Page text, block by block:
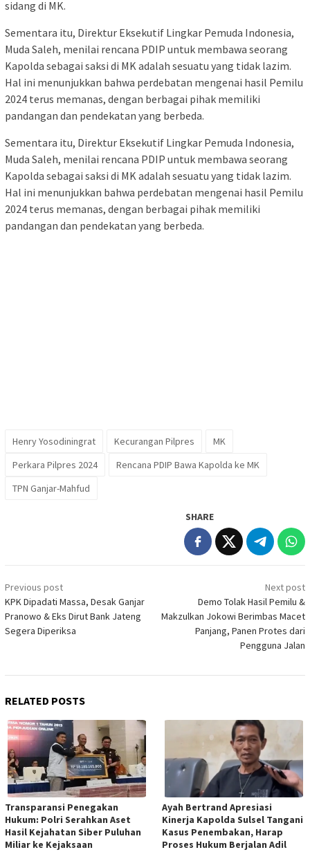
sidang di MK.
Sementara itu, Direktur Eksekutif Lingkar Pemuda Indonesia,
Muda Saleh, menilai rencana PDIP untuk membawa seorang
Kapolda sebagai saksi di MK adalah sesuatu yang tidak lazim.
Hal ini menunjukkan bahwa perdebatan mengenai hasil Pemilu
2024 terus memanas, dengan berbagai pihak memiliki
pandangan dan pendekatan yang berbeda.
Sementara itu, Direktur Eksekutif Lingkar Pemuda Indonesia,
Muda Saleh, menilai rencana PDIP untuk membawa seorang
Kapolda sebagai saksi di MK adalah sesuatu yang tidak lazim.
Hal ini menunjukkan bahwa perdebatan mengenai hasil Pemilu
2024 terus memanas, dengan berbagai pihak memiliki
pandangan dan pendekatan yang berbeda.
Henry Yosodiningrat Kecurangan Pilpres
MK
Perkara Pilpres 2024
Rencana PDIP Bawa Kapolda ke MK
TPN Ganjar-Mahfud
SHARE
Post
navigation
Previous post
KPK Dipadati Massa, Desak Ganjar
Pranowo & Eks Dirut Bank Jateng
Segera Diperiksa
Next post
Demo Tolak Hasil Pemilu &
Makzulkan Jokowi Berimbas Macet
Panjang, Panen Protes dari
Pengguna Jalan
RELATED POSTS
Transparansi Penegakan
Hukum: Polri Serahkan Aset
Hasil Kejahatan Siber Puluhan
Miliar ke Kejaksaan
Ayah Bertrand Apresiasi
Kinerja Kapolda Sulsel Tangani
Kasus Penembakan, Harap
Proses Hukum Berjalan Adil